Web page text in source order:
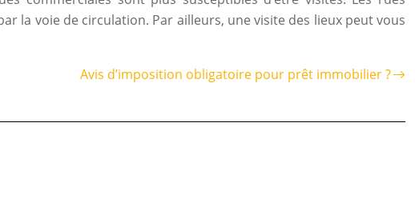
la voie de circulation. Par ailleurs, une visite des lieux peut vous
Avis d’imposition obligatoire pour prêt immobilier ?